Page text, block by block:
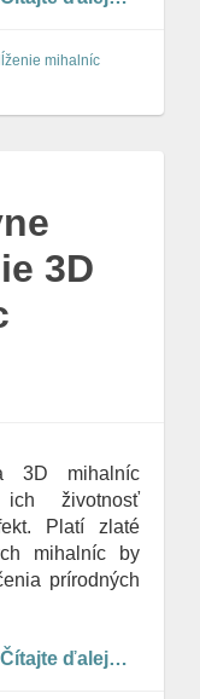
mihalníc
3D
3D mihalníc
životnosť
Platí zlaté
mihalníc by
prírodných
Čítajte ďalej…